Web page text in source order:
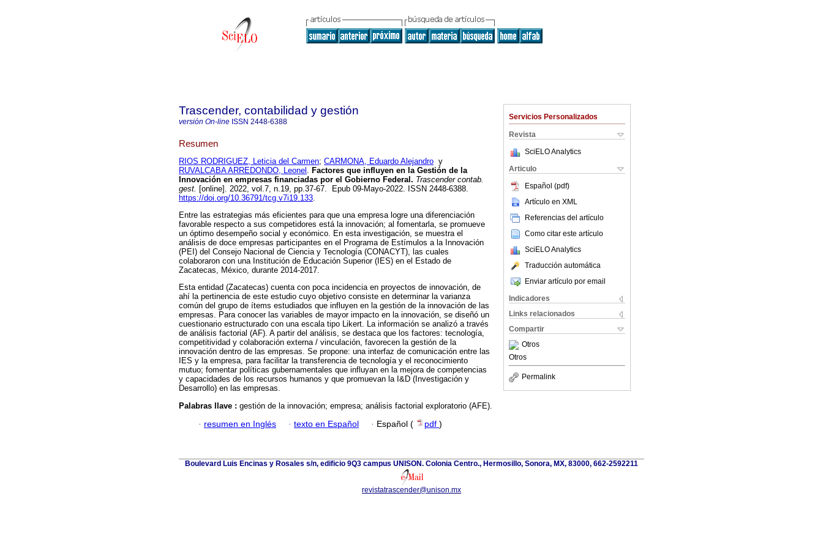
Servicios Personalizados
Revista
SciELO Analytics
Articulo
Español (pdf)
Artículo en XML
Referencias del artículo
Como citar este artículo
SciELO Analytics
Traducción automática
Enviar artículo por email
Indicadores
Links relacionados
Compartir
Otros
Otros
Permalink
Trascender, contabilidad y gestión
versión On-line ISSN 2448-6388
Resumen
RIOS RODRIGUEZ, Leticia del Carmen; CARMONA, Eduardo Alejandro y
RUVALCABA ARREDONDO, Leonel . Factores que influyen en la Gestión de la
Innovación en empresas financiadas por el Gobierno Federal. Trascender contab.
gest. [online]. 2022, vol.7, n.19, pp.37-67. Epub 09-Mayo-2022. ISSN 2448-6388.
https://doi.org/10.36791/tcg.v7i19.133.
Entre las estrategias más eficientes para que una empresa logre una diferenciación
favorable respecto a sus competidores está la innovación; al fomentarla, se promueve
un óptimo desempeño social y económico. En esta investigación, se muestra el
análisis de doce empresas participantes en el Programa de Estímulos a la Innovación
(PEI) del Consejo Nacional de Ciencia y Tecnología (CONACYT), las cuales
colaboraron con una Institución de Educación Superior (IES) en el Estado de
Zacatecas, México, durante 2014-2017.
Esta entidad (Zacatecas) cuenta con poca incidencia en proyectos de innovación, de
ahí la pertinencia de este estudio cuyo objetivo consiste en determinar la varianza
común del grupo de ítems estudiados que influyen en la gestión de la innovación de las
empresas. Para conocer las variables de mayor impacto en la innovación, se diseñó un
cuestionario estructurado con una escala tipo Likert. La información se analizó a través
de análisis factorial (AF). A partir del análisis, se destaca que los factores: tecnología,
competitividad y colaboración externa / vinculación, favorecen la gestión de la
innovación dentro de las empresas. Se propone: una interfaz de comunicación entre las
IES y la empresa, para facilitar la transferencia de tecnología y el reconocimiento
mutuo; fomentar políticas gubernamentales que influyan en la mejora de competencias
y capacidades de los recursos humanos y que promuevan la I&D (Investigación y
Desarrollo) en las empresas.
Palabras llave : gestión de la innovación; empresa; análisis factorial exploratorio (AFE).
· resumen en Inglés · texto en Español · Español ( pdf )
Boulevard Luis Encinas y Rosales s/n, edificio 9Q3 campus UNISON. Colonia Centro., Hermosillo, Sonora, MX, 83000, 662-2592211
revistatrascender@unison.mx